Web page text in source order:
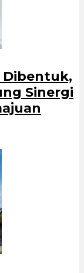
Dibentuk,
Sinergi